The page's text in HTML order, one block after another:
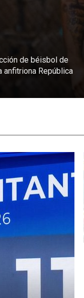
de béisbol de
anfitriona República